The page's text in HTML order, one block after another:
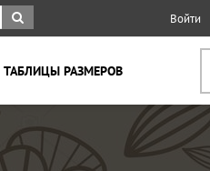
Войти
ТАБЛИЦЫ РАЗМЕРОВ